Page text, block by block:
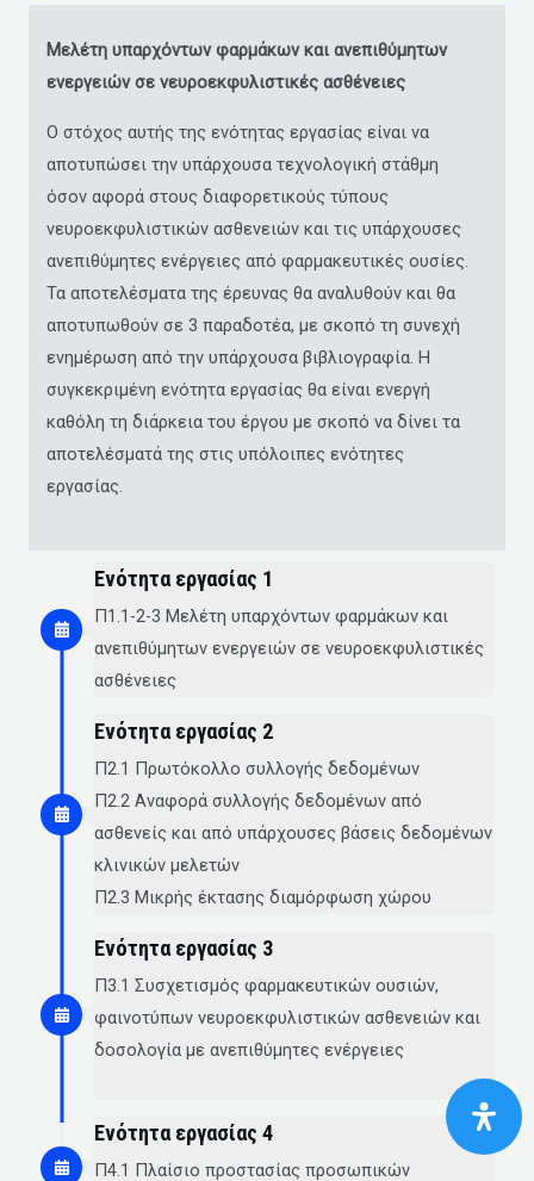
Μελέτη υπαρχόντων φαρμάκων και ανεπιθύμητων
ενεργειών σε νευροεκφυλιστικές ασθένειες
Ο στόχος αυτής της ενότητας εργασίας είναι να
αποτυπώσει την υπάρχουσα τεχνολογική στάθμη
όσον αφορά στους διαφορετικούς τύπους
νευροεκφυλιστικών ασθενειών και τις υπάρχουσες
ανεπιθύμητες ενέργειες από φαρμακευτικές ουσίες.
Τα αποτελέσματα της έρευνας θα αναλυθούν και θα
αποτυπωθούν σε 3 παραδοτέα, με σκοπό τη συνεχή
ενημέρωση από την υπάρχουσα βιβλιογραφία. Η
συγκεκριμένη ενότητα εργασίας θα είναι ενεργή
καθόλη τη διάρκεια του έργου με σκοπό να δίνει τα
αποτελέσματά της στις υπόλοιπες ενότητες
εργασίας.
Ενότητα εργασίας 1
Π1.1-2-3 Μελέτη υπαρχόντων φαρμάκων και
ανεπιθύμητων ενεργειών σε νευροεκφυλιστικές
ασθένειες
Ενότητα εργασίας 2
Π2.1 Πρωτόκολλο συλλογής δεδομένων
Π2.2 Αναφορά συλλογής δεδομένων από
ασθενείς και από υπάρχουσες βάσεις δεδομένων
κλινικών μελετών
Π2.3 Μικρής έκτασης διαμόρφωση χώρου
Ενότητα εργασίας 3
Π3.1 Συσχετισμός φαρμακευτικών ουσιών,
φαινοτύπων νευροεκφυλιστικών ασθενειών και
δοσολογία με ανεπιθύμητες ενέργειες
Ενότητα εργασίας 4
Π4.1 Πλαίσιο προστασίας προσωπικών